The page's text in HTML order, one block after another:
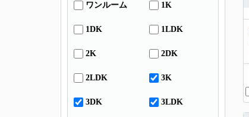
ワンルーム 1K
1DK 1LDK
2K 2DK
2LDK 3K
3DK 3LDK